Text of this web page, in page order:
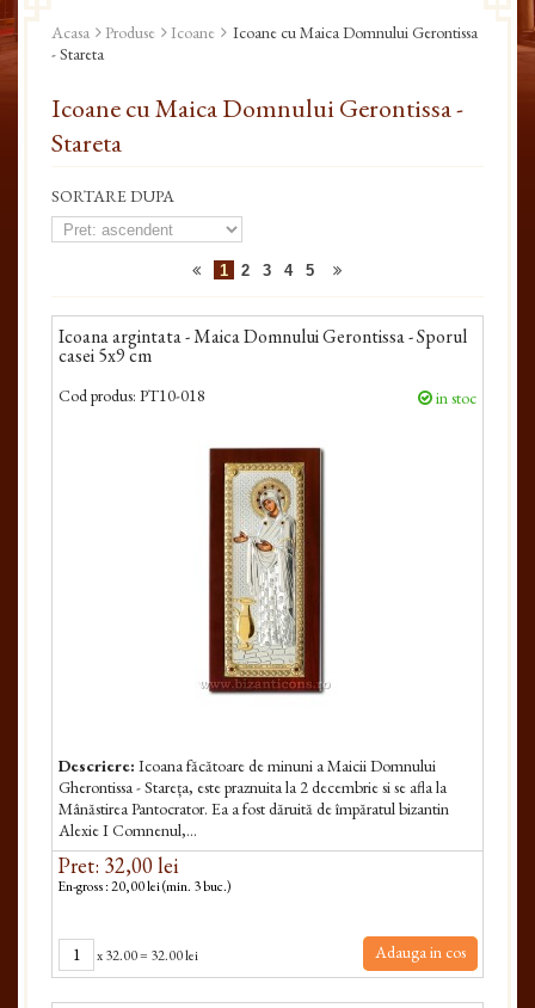
Acasa Produse Icoane
Icoane cu Maica Domnului Gerontissa
- Stareta
Icoane cu Maica Domnului Gerontissa -
Stareta
SORTARE DUPA
1 2 3 4 5
Icoana argintata - Maica Domnului Gerontissa - Sporul
casei 5x9 cm
Cod produs: PT10-018 in stoc
Descriere: Icoana făcătoare de minuni a Maicii Dom­nului
Gherontissa - Stareța, este praznuita la 2 decembrie si se afla la
Mânăstirea Pantocrator. Ea a fost dăruită de împăratul bizantin
Alexie I Comnenul,...
Pret: 32,00 lei
En-gross : 20,00 lei (min. 3 buc.)
x32.00= 32.00 lei Adauga in cos